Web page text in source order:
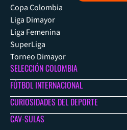
Copa Colombia
Liga Dimayor
Liga Femenina
SuperLiga
Torneo Dimayor
SELECCIÓN COLOMBIA
FÚTBOL INTERNACIONAL
CURIOSIDADES DEL DEPORTE
CAV-SULAS